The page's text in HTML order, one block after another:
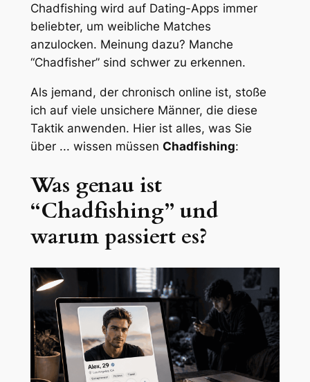
Chadfishing wird auf Dating-Apps immer
beliebter, um weibliche Matches
anzulocken. Meinung dazu? Manche
“Chadfisher” sind schwer zu erkennen.
Als jemand, der chronisch online ist, stoße
ich auf viele unsichere Männer, die diese
Taktik anwenden. Hier ist alles, was Sie
über ... wissen müssen Chadfishing:
Was genau ist
“Chadfishing” und
warum passiert es?